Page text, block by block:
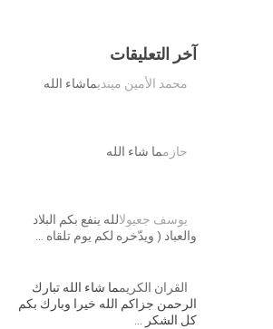
آخر التعليقات
محمد الأمين مينديماشاء الله
حازمما شاء الله
يوسف جعيولالله ينفع بكم البلاد
والعباد ( ويدّخره لكم يوم تلقاه …
القران الكريمما شاء الله تبارك
الرحمن جزاكم الله خيرا وبارك بكم
كل الشكر …